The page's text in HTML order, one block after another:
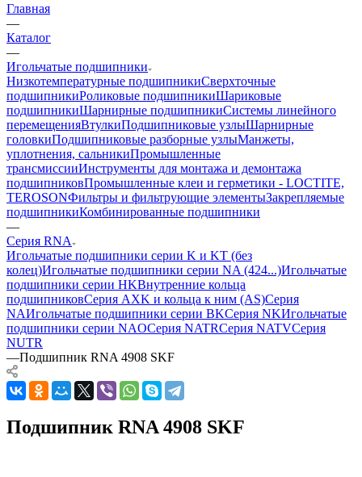
Главная
—
Каталог
—
Игольчатые подшипники
Низкотемпературные подшипникиСверхточные
подшипникиРоликовые подшипникиШариковые
подшипникиШарнирные подшипникиСистемы линейного
перемещенияВтулкиПодшипниковые узлыШарнирные
головкиПодшипниковые разборные узлыМанжеты,
уплотнения, сальникиПромышленные
трансмиссииИнструменты для монтажа и демонтажа
подшипниковПромышленные клеи и герметики - LOCTITE,
TEROSONФильтры и фильтрующие элементыЗакрепляемые
подшипникиКомбинированные подшипники
—
Серия RNA
Игольчатые подшипники серии K и KT (без
колец)Игольчатые подшипники серии NA (424...)Игольчатые
подшипники серии HKВнутренние кольца
подшипниковСерия AXK и кольца к ним (AS)Серия
NAИгольчатые подшипники серии BKСерия NKИгольчатые
подшипники серии NAOСерия NATRСерия NATVСерия
NUTR
—Подшипник RNA 4908 SKF
Подшипник RNA 4908 SKF